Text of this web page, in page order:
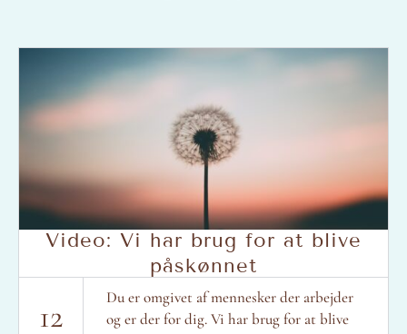
Video: Vi har brug for at blive
påskønnet
12
Du er omgivet af mennesker der arbejder
og er der for dig. Vi har brug for at blive